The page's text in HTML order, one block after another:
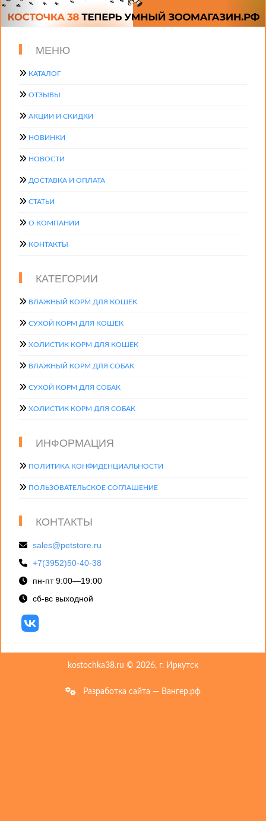
МЕНЮ
КАТАЛОГ
ОТЗЫВЫ
АКЦИИ И СКИДКИ
НОВИНКИ
НОВОСТИ
ДОСТАВКА И ОПЛАТА
СТАТЬИ
О КОМПАНИИ
КОНТАКТЫ
КАТЕГОРИИ
ВЛАЖНЫЙ КОРМ ДЛЯ КОШЕК
СУХОЙ КОРМ ДЛЯ КОШЕК
ХОЛИСТИК КОРМ ДЛЯ КОШЕК
ВЛАЖНЫЙ КОРМ ДЛЯ СОБАК
СУХОЙ КОРМ ДЛЯ СОБАК
ХОЛИСТИК КОРМ ДЛЯ СОБАК
ИНФОРМАЦИЯ
ПОЛИТИКА КОНФИДЕНЦИАЛЬНОСТИ
ПОЛЬЗОВАТЕЛЬСКОЕ СОГЛАШЕНИЕ
КОНТАКТЫ
sales@petstore.ru
+7(3952)50-40-38
пн-пт 9:00—19:00
сб-вс выходной
kostochka38.ru © 2026, г. Иркутск
Разработка сайта — Вангер.рф